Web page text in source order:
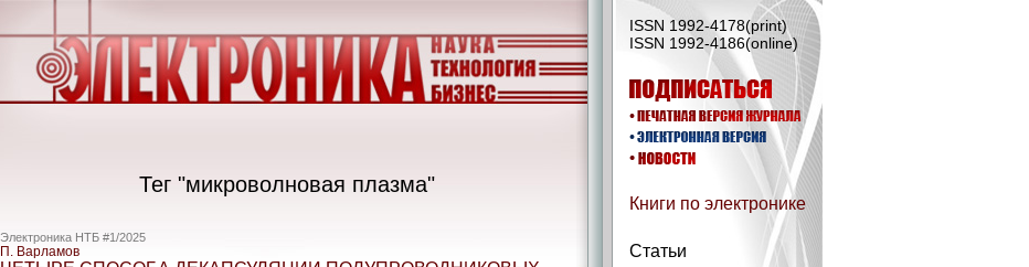
ISSN 1992-4178(print)
ISSN 1992-4186(online)
Книги по электронике
Статьи
Тег "микроволновая плазма"
Электроника НТБ #1/2025
П. Варламов